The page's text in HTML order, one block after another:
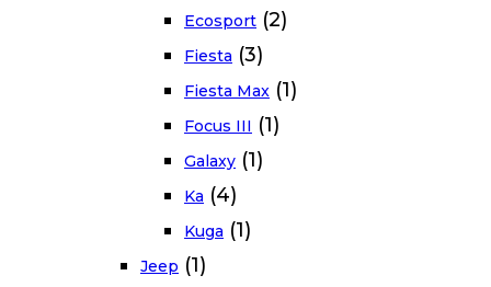
Ecosport (2)
Fiesta (3)
Fiesta Max (1)
Focus III (1)
Galaxy (1)
Ka (4)
Kuga (1)
Jeep (1)